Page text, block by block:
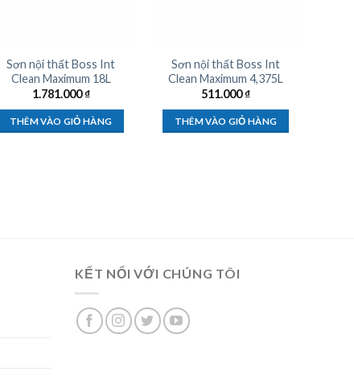
Sơn nội thất Boss Int
Clean Maximum 18L
1.781.000₫
THÊM VÀO GIỎ HÀNG
Sơn nội thất Boss Int
Clean Maximum 4,375L
511.000₫
THÊM VÀO GIỎ HÀNG
KẾT NỐI VỚI CHÚNG TÔI